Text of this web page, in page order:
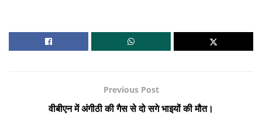
Previous Post
वीबीएन में अंगीठी की गैस से दो सगे भाइयों की मौत।